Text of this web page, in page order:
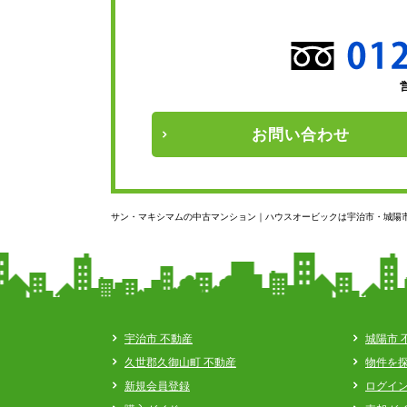
お問い合わせ
サン・マキシマムの中古マンション｜ハウスオービックは宇治市・城
宇治市 不動産
城陽市
久世郡久御山町 不動産
物件を
新規会員登録
ログイ